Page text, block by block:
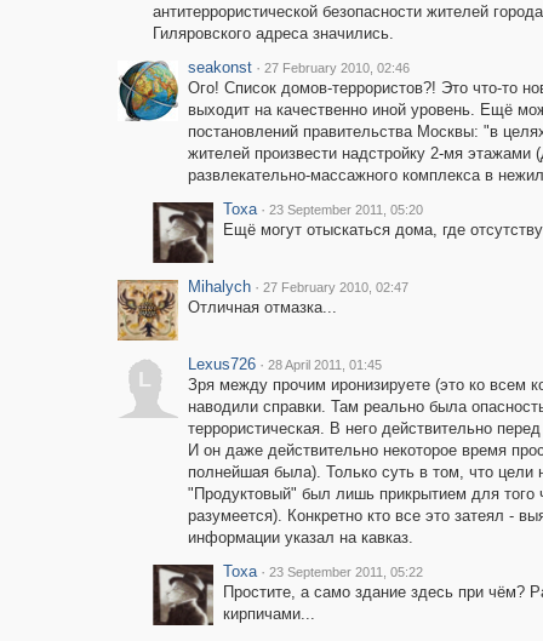
антитеррористической безопасности жителей
Гиляровского адреса значились.
seakonst · 27 February 2010, 02:46
Ого! Список домов-террористов?! Это что-то
выходит на качественно иной уровень. Ещё
постановлений правительства Москвы: "в
жителей произвести надстройку 2-мя
развлекательно-массажного комплекса в
Toxa · 23 September 2011, 05:20
Ещё могут отыскаться дома, где
Mihalych · 27 February 2010, 02:47
Отличная отмазка...
L
Lexus726 · 28 April 2011, 01:45
Зря между прочим иронизируете (это ко
наводили справки. Там реально была
террористическая. В него действительно
И он даже действительно некоторое время
полнейшая была). Только суть в том, что
"Продуктовый" был лишь прикрытием для того
разумеется). Конкретно кто все это затеял -
информации указал на кавказ.
Toxa · 23 September 2011, 05:22
Простите, а само здание здесь при чём?
кирпичами...